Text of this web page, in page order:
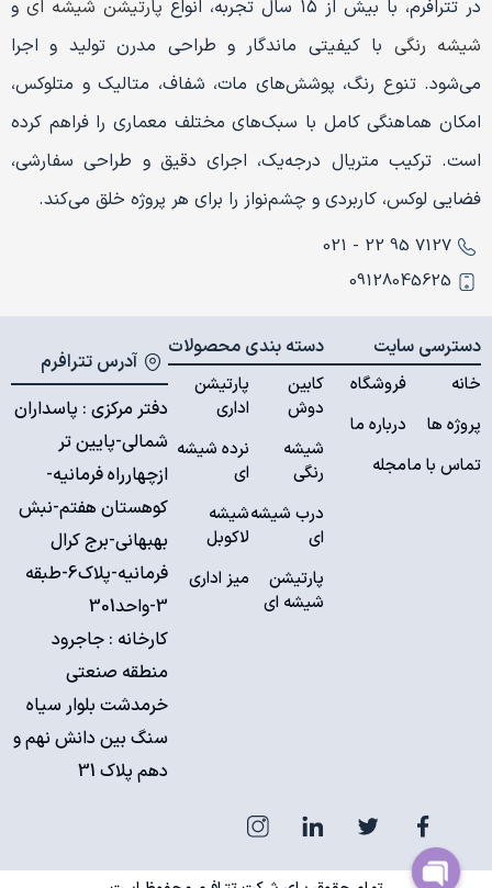
در تترافرم، با بیش از ۱۵ سال تجربه، انواع پارتیشن شیشه ای و
شیشه رنگی با کیفیتی ماندگار و طراحی مدرن تولید و اجرا
می‌شود. تنوع رنگ، پوشش‌های مات، شفاف، متالیک و متلوکس،
امکان هماهنگی کامل با سبک‌های مختلف معماری را فراهم کرده
است. ترکیب متریال درجه‌یک، اجرای دقیق و طراحی سفارشی،
فضایی لوکس، کاربردی و چشم‌نواز را برای هر پروژه خلق می‌کند.
7127 95 22 - 021
09128045625
دسترسی سایت
خانه
پروژه ها
تماس با ما
فروشگاه
درباره ما
مجله
دسته بندی محصولات
کابین
دوش
شیشه
رنگی
درب شیشه
ای
پارتیشن
شیشه ای
پارتیشن
اداری
نرده شیشه
ای
شیشه
لاکوبل
میز اداری
آدرس تترافرم
دفتر مرکزی : پاسداران
شمالی-پایین تر
ازچهارراه فرمانیه-
کوهستان هفتم-نبش
بهبهانی-برج کرال
فرمانیه-پلاک6-طبقه
3-واحد301
کارخانه : جاجرود
منطقه صنعتی
خرمدشت بلوار سیاه
سنگ بین دانش نهم و
دهم پلاک 31